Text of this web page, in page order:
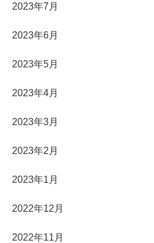
2023年7月
2023年6月
2023年5月
2023年4月
2023年3月
2023年2月
2023年1月
2022年12月
2022年11月